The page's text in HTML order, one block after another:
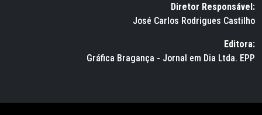
Diretor Responsável:
José Carlos Rodrigues Castilho
Editora:
Gráfica Bragança - Jornal em Dia Ltda. EPP